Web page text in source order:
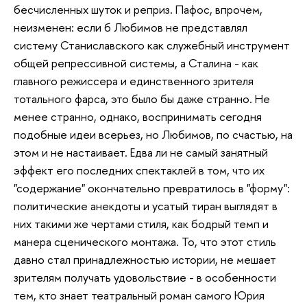
бесчисленных шуток и реприз. Пафос, впрочем,
неизменен: если б Любимов не представлял
систему Станиславского как служебный инструмент
общей репрессивной системы, а Сталина - как
главного режиссера и единственного зрителя
тотального фарса, это было бы даже странно. Не
менее странно, однако, воспринимать сегодня
подобные идеи всерьез, но Любимов, по счастью, на
этом и не настаивает. Едва ли не самый занятный
эффект его последних спектаклей в том, что их
"содержание" окончательно превратилось в "форму":
политические анекдоты и усатый тиран выглядят в
них такими же чертами стиля, как бодрый темп и
манера сценического монтажа. То, что этот стиль
давно стал принадлежностью истории, не мешает
зрителям получать удовольствие - в особенности
тем, кто знает театральный роман самого Юрия